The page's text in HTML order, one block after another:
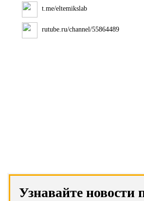
t.me/eltemikslab
rutube.ru/channel/55864489
Узнавайте новости